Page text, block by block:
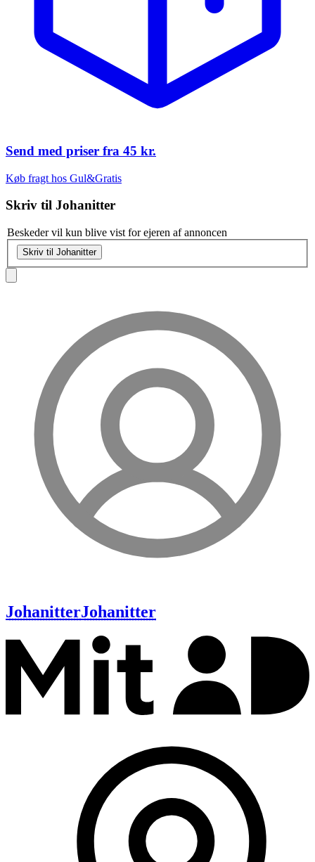
Send med priser fra 45 kr.
Køb fragt hos Gul&Gratis
Skriv til Johanitter
Beskeder vil kun blive vist for ejeren af annoncen
Skriv til Johanitter
JohanitterJohanitter